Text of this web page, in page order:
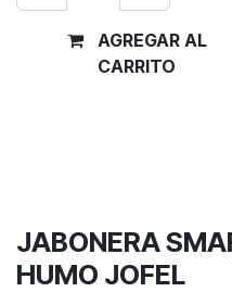
AGREGAR AL
CARRITO
JABONERA
HUMO JOFEL